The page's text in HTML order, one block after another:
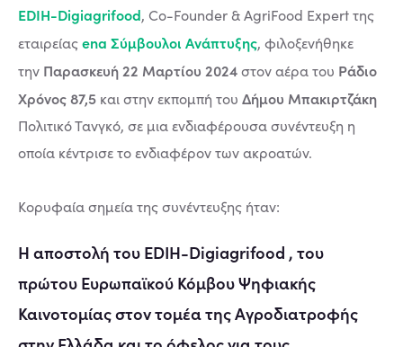
EDIH-Digiagrifood, Co-Founder & AgriFood Expert της
εταιρείαςena Σύμβουλοι Ανάπτυξης, φιλοξενήθηκε
την Παρασκευή 22 Μαρτίου 2024στον αέρα του Ράδιο
Χρόνος 87,5 και στην εκπομπή του Δήμου Μπακιρτζάκη
Πολιτικό Τανγκό, σε μια ενδιαφέρουσα συνέντευξη η
οποία κέντρισε το ενδιαφέρον των ακροατών.
Κορυφαία σημεία της συνέντευξης ήταν:
Η αποστολή του EDIH-Digiagrifood , του
πρώτου Ευρωπαϊκού Κόμβου Ψηφιακής
Καινοτομίας στον τομέα της Αγροδιατροφής